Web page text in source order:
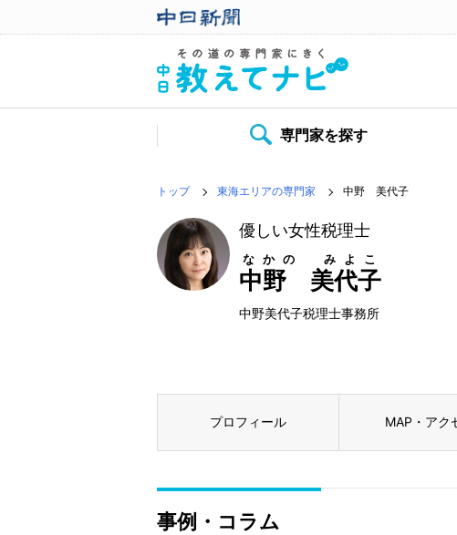
専門家を探す
トップ 東海エリアの専門家 中野 美代子
優しい女性税理士
中野 美代子
なかの みよこ
中野美代子税理士事務所
プロフィール MAP・アク
事例・コラム